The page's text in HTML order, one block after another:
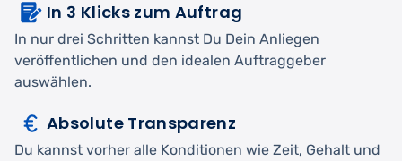
In 3 Klicks zum Auftrag
In nur drei Schritten kannst Du Dein Anliegen
veröffentlichen und den idealen Auftraggeber
auswählen.
Absolute Transparenz
Du kannst vorher alle Konditionen wie Zeit, Gehalt und